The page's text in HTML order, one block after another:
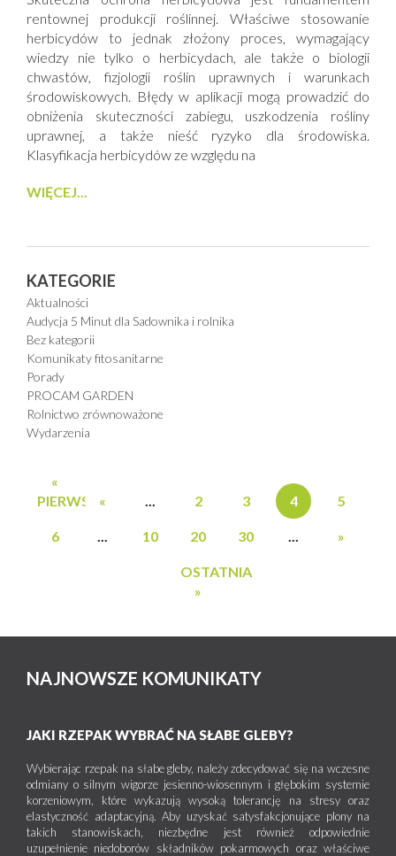
rentownej produkcji roślinnej. Właściwe stosowanie
herbicydów to jednak złożony proces, wymagający
wiedzy nie tylko o herbicydach, ale także o biologii
chwastów, fizjologii roślin uprawnych i warunkach
środowiskowych. Błędy w aplikacji mogą prowadzić do
obniżenia skuteczności zabiegu, uszkodzenia rośliny
uprawnej, a także nieść ryzyko dla środowiska.
Klasyfikacja herbicydów ze względu na
WIĘCEJ...
KATEGORIE
Aktualności
Audycja 5 Minut dla Sadownika i rolnika
Bez kategorii
Komunikaty fitosanitarne
Porady
PROCAM GARDEN
Rolnictwo zrównoważone
Wydarzenia
«
PIERWSZA
« ... 2 3 4 5
6 ... 10 20 30 ... »
OSTATNIA
»
NAJNOWSZE KOMUNIKATY
JAKI RZEPAK WYBRAĆ NA SŁABE GLEBY?
Wybierając rzepak na słabe gleby, należy zdecydować się na wczesne
odmiany o silnym wigorze jesienno-wiosennym i głębokim systemie
korzeniowym, które wykazują wysoką tolerancję na stresy oraz
elastyczność adaptacyjną. Aby uzyskać satysfakcjonujące plony na
takich stanowiskach, niezbędne jest również odpowiednie
uzupełnienie niedoborów składników pokarmowych oraz właściwe